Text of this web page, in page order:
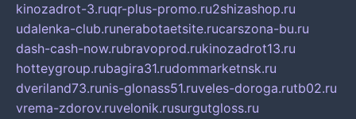
kinozadrot-3.ruqr-plus-promo.ru2shizashop.ru
udalenka-club.runerabotaetsite.rucarszona-bu.ru
dash-cash-now.rubravoprod.rukinozadrot13.ru
hotteygroup.rubagira31.rudommarketnsk.ru
dveriland73.runis-glonass51.ruveles-doroga.rutb02.ru
vrema-zdorov.ruvelonik.rusurgutgloss.ru